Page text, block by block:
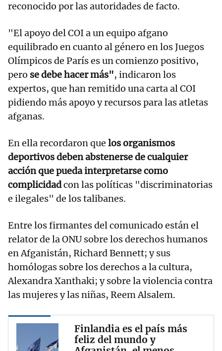
reconocido por las autoridades de facto.
"El apoyo del COI a un equipo afgano
equilibrado en cuanto al género en los Juegos
Olímpicos de París es un comienzo positivo,
pero se debe hacer más", indicaron los
expertos, que han remitido una carta al COI
pidiendo más apoyo y recursos para las atletas
afganas.
En ella recordaron que los organismos
deportivos deben abstenerse de cualquier
acción que pueda interpretarse como
complicidadcon las políticas "discriminatorias
e ilegales" de los talibanes.
Entre los firmantes del comunicado están el
relator de la ONU sobre los derechos humanos
en Afganistán, Richard Bennett; y sus
homólogas sobre los derechos a la cultura,
Alexandra Xanthaki; y sobre la violencia contra
las mujeres y las niñas, Reem Alsalem.
Finlandia es el país más
feliz del mundo y